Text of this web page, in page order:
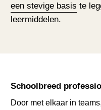
een stevige basis te
leermiddelen.
Schoolbreed
Door met elkaar in